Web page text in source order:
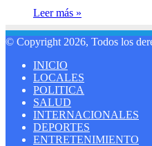
Leer más »
© Copyright 2026, Todos los
INICIO
LOCALES
POLITICA
SALUD
INTERNACIONALES
DEPORTES
ENTRETENIMIENTO